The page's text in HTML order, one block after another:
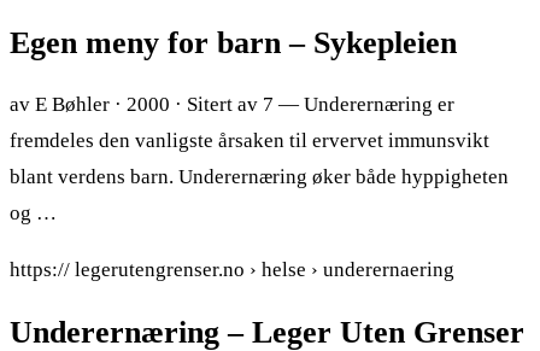
Egen meny for barn – Sykepleien
av E Bøhler · 2000 · Sitert av 7 — Underernæring er
fremdeles den vanligste årsaken til ervervet immunsvikt
blant verdens barn. Underernæring øker både hyppigheten
og …
https:// legerutengrenser.no › helse › underernaering
Underernæring – Leger Uten Grenser